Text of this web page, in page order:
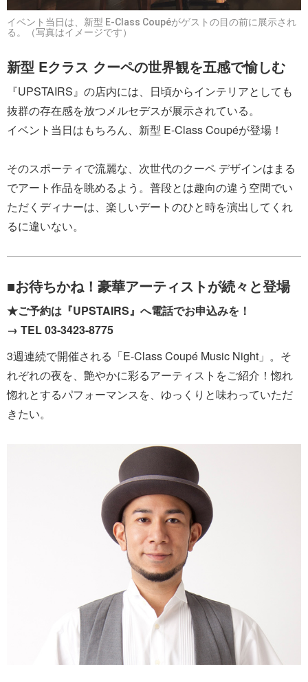
イベント当日は、新型 E-Class Coupéがゲストの目の前に展示され
る。（写真はイメージです）
新型 Eクラス クーペの世界観を五感で愉しむ
『UPSTAIRS』の店内には、日頃からインテリアとしても
抜群の存在感を放つメルセデスが展示されている。
イベント当日はもちろん、新型 E-Class Coupéが登場！
そのスポーティで流麗な、次世代のクーペ デザインはまる
でアート作品を眺めるよう。普段とは趣向の違う空間でい
ただくディナーは、楽しいデートのひと時を演出してくれ
るに違いない。
■お待ちかね！豪華アーティストが続々と登場
★ご予約は『UPSTAIRS』へ電話でお申込みを！
→ TEL 03-3423-8775
3週連続で開催される「E-Class Coupé Music Night」。そ
れぞれの夜を、艶やかに彩るアーティストをご紹介！惚れ
惚れとするパフォーマンスを、ゆっくりと味わっていただ
きたい。